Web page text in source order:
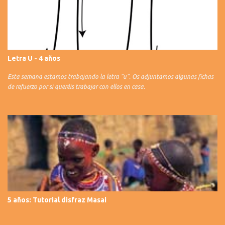
Letra U - 4 años
Esta semana estamos trabajando la letra "u". Os adjuntamos algunas fichas
de refuerzo por si queréis trabajar con ellos en casa.
5 años: Tutorial disfraz Masai